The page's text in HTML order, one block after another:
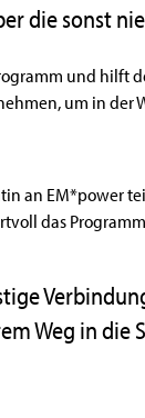
die sonst
und hilft
um in der
an EM*power
das
Weg in die